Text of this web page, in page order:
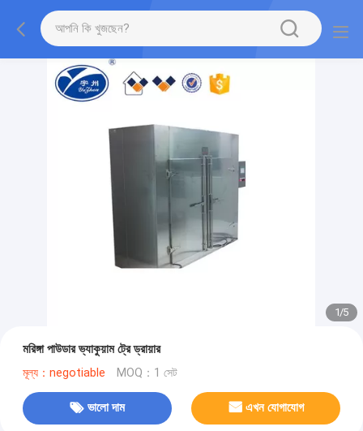
2/5
মরিঙ্গা পাউডার ভ্যাকুয়াম ট্রে ড্রায়ার
মূল্য：negotiable MOQ：1 সেট
ভালো দাম এখন যোগাযোগ